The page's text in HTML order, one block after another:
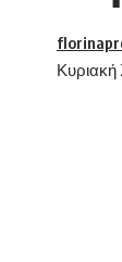
Κυριακή